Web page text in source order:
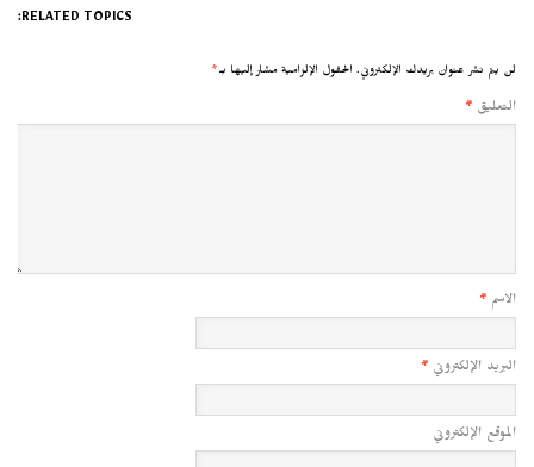
RELATED TOPICS:
لن يتم نشر عنوان بريدك الإلكتروني. الحقول الإلزامية مشار إليها بـ*
التعليق *
الاسم *
البريد الإلكتروني *
الموقع الإلكتروني